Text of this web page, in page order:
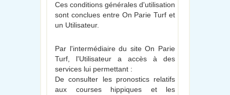
Ces conditions générales d'utilisation
sont conclues entre On Parie Turf et
un Utilisateur.
Par l'intermédiaire du site On Parie
Turf, l'Utilisateur a accès à des
services lui permettant :
De consulter les pronostics relatifs
aux courses hippiques et les